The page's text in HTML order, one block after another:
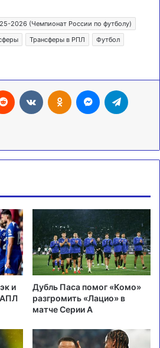
2026 (Чемпионат России по футболу)
Трансферы в РПЛ
Футбол
Reddit ВконтактеОдноклассники
Messenger
и
АПЛ
Дубль Паса помог «Комо»
разгромить «Лацио» в
матче Серии А